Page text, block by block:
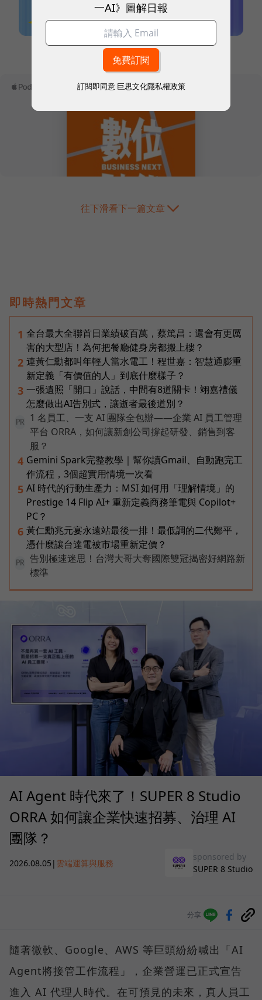
本網站內容未經允許，不得轉載。
往下滑看下一篇文章
即時熱門文章
1 全台最大全聯首日業績破百萬，蔡篤昌：還會有更厲
害的大型店！為何把餐廳健身房都搬上樓？
2 連黃仁勳都叫年輕人當水電工！程世嘉：智慧通膨重
新定義「有價值的人」到底什麼樣子？
3 一張遺照「開口」說話，中間有8道關卡！翊嘉禮儀
怎麼做出AI告別式，讓逝者最後道別？
PR
1 名員工、一支 AI 團隊全包辦——企業 AI 員工管理
平台 ORRA，如何讓新創公司撐起研發、銷售到客
服？
4 Gemini Spark完整教學｜幫你讀Gmail、自動跑完工
作流程，3個超實用情境一次看
5 AI 時代的行動生產力：MSI 如何用「理解情境」的
Prestige 14 Flip AI+ 重新定義商務筆電與 Copilot+
PC？
6 黃仁勳兆元宴永遠站最後一排！最低調的二代鄭平，
憑什麼讓台達電被市場重新定價？
PR
告別極速迷思！台灣大哥大奪國際雙冠揭密好網路新
標準
AI Agent 時代來了！SUPER 8 Studio
ORRA 如何讓企業快速招募、治理 AI
團隊？
2026.08.05 | 雲端運算與服務
sponsored by
SUPER 8 Studio
分享
隨著微軟、Google、AWS 等巨頭紛紛喊出「AI
Agent將接管工作流程」，企業營運已正式宣告
進入 AI 代理人時代。在可預見的未來，真人員工
一AI》圖解日報
訂閱即同意 巨思文化隱私權政策